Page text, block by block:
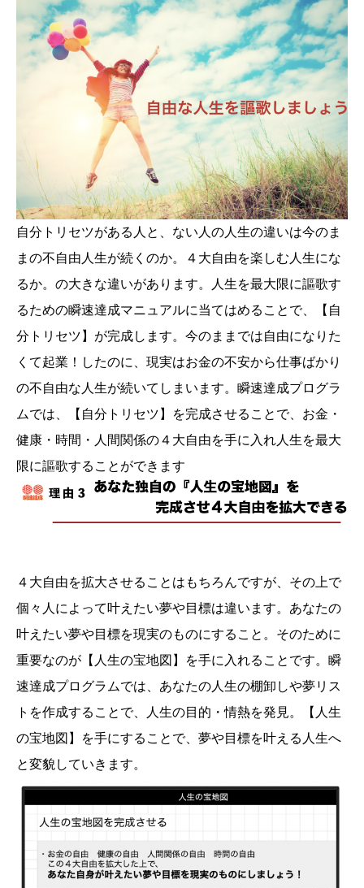
自分トリセツがある人と、ない人の人生の違いは今のま
まの不自由人生が続くのか。４大自由を楽しむ人生にな
るか。の大きな違いがあります。人生を最大限に謳歌す
るための瞬速達成マニュアルに当てはめることで、【自
分トリセツ】が完成します。今のままでは自由になりた
くて起業！したのに、現実はお金の不安から仕事ばかり
の不自由な人生が続いてしまいます。瞬速達成プログラ
ムでは、【自分トリセツ】を完成させることで、お金・
健康・時間・人間関係の４大自由を手に入れ人生を最大
限に謳歌することができます
４大自由を拡大させることはもちろんですが、その上で
個々人によって叶えたい夢や目標は違います。あなたの
叶えたい夢や目標を現実のものにすること。そのために
重要なのが【人生の宝地図】を手に入れることです。瞬
速達成プログラムでは、あなたの人生の棚卸しや夢リス
トを作成することで、人生の目的・情熱を発見。【人生
の宝地図】を手にすることで、夢や目標を叶える人生へ
と変貌していきます。